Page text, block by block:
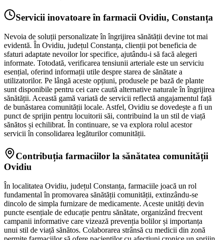
Servicii inovatoare în farmacii Ovidiu, Constanța
Nevoia de soluții personalizate în îngrijirea sănătății devine tot mai
evidentă. În Ovidiu, județul Constanța, clienții pot beneficia de
sfaturi adaptate nevoilor lor specifice, ajutându-i să facă alegeri
informate. Totodată, verificarea tensiunii arteriale este un serviciu
esențial, oferind informații utile despre starea de sănătate a
utilizatorilor. Pe lângă aceste opțiuni, produsele pe bază de plante
sunt disponibile pentru cei care caută alternative naturale în îngrijirea
sănătății. Această gamă variată de servicii reflectă angajamentul față
de bunăstarea comunității locale. Astfel, Ovidiu se dovedește a fi un
punct de sprijin pentru locuitorii săi, contribuind la un stil de viață
sănătos și echilibrat. În continuare, se va explora rolul acestor
servicii în consolidarea legăturilor comunității.
Contribuția farmaciilor la sănătatea comunității
Ovidiu
În localitatea Ovidiu, județul Constanța, farmaciile joacă un rol
fundamental în promovarea sănătății comunității, extinzându-se
dincolo de simpla furnizare de medicamente. Aceste unități devin
puncte esențiale de educație pentru sănătate, organizând frecvent
campanii informative care vizează prevenția bolilor și importanța
unui stil de viață sănătos. Colaborarea strânsă cu medicii din zonă